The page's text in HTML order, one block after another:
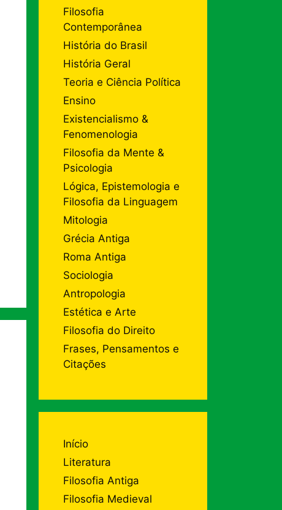
Filosofia
Contemporânea
História do Brasil
História Geral
Teoria e Ciência Política
Ensino
Existencialismo &
Fenomenologia
Filosofia da Mente &
Psicologia
Lógica, Epistemologia e
Filosofia da Linguagem
Mitologia
Grécia Antiga
Roma Antiga
Sociologia
Antropologia
Estética e Arte
Filosofia do Direito
Frases, Pensamentos e
Citações
Início
Literatura
Filosofia Antiga
Filosofia Medieval